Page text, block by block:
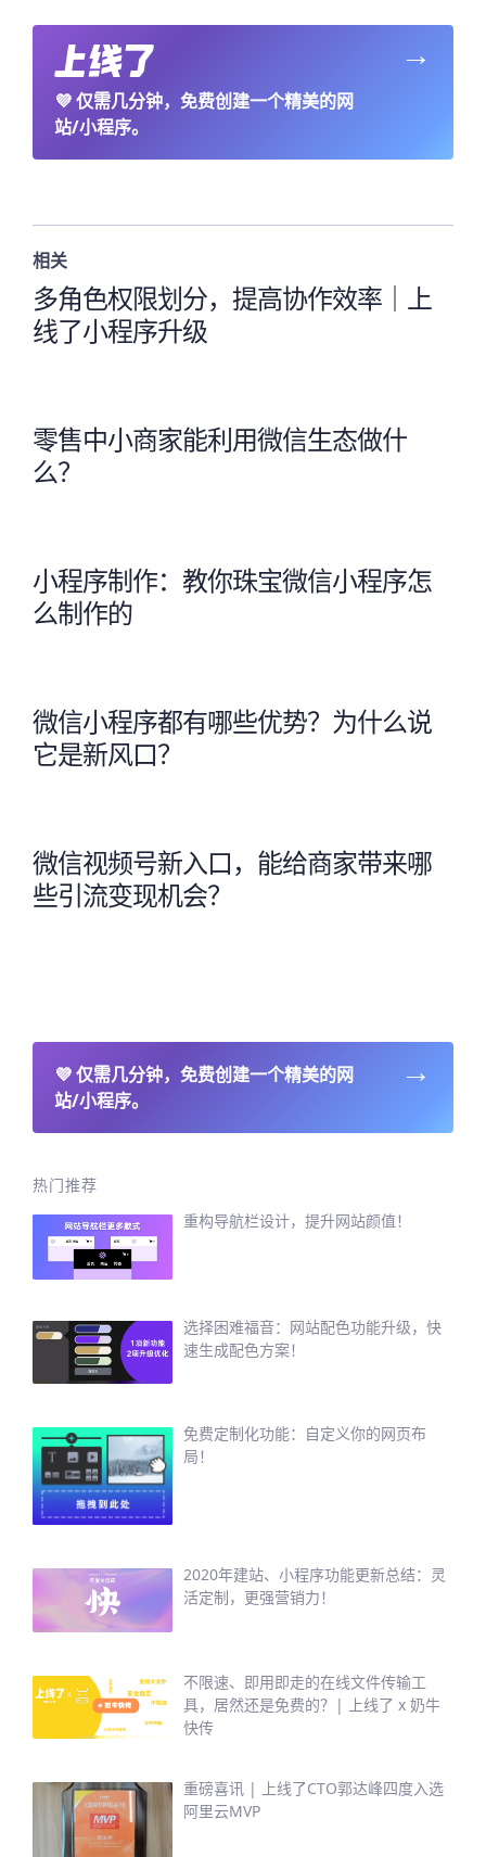
💜仅需几分钟，免费创建一个精美的网
站/小程序。
→
相关
多角色权限划分，提高协作效率｜上
线了小程序升级
零售中小商家能利用微信生态做什
么？
小程序制作：教你珠宝微信小程序怎
么制作的
微信小程序都有哪些优势？为什么说
它是新风口？
微信视频号新入口，能给商家带来哪
些引流变现机会？
💜仅需几分钟，免费创建一个精美的网
站/小程序。
→
热门推荐
重构导航栏设计，提升网站颜值！
选择困难福音：网站配色功能升级，快
速生成配色方案！
免费定制化功能：自定义你的网页布
局！
2020年建站、小程序功能更新总结：灵
活定制，更强营销力！
不限速、即用即走的在线文件传输工
具，居然还是免费的？| 上线了 x 奶牛
快传
重磅喜讯 | 上线了CTO郭达峰四度入选
阿里云MVP